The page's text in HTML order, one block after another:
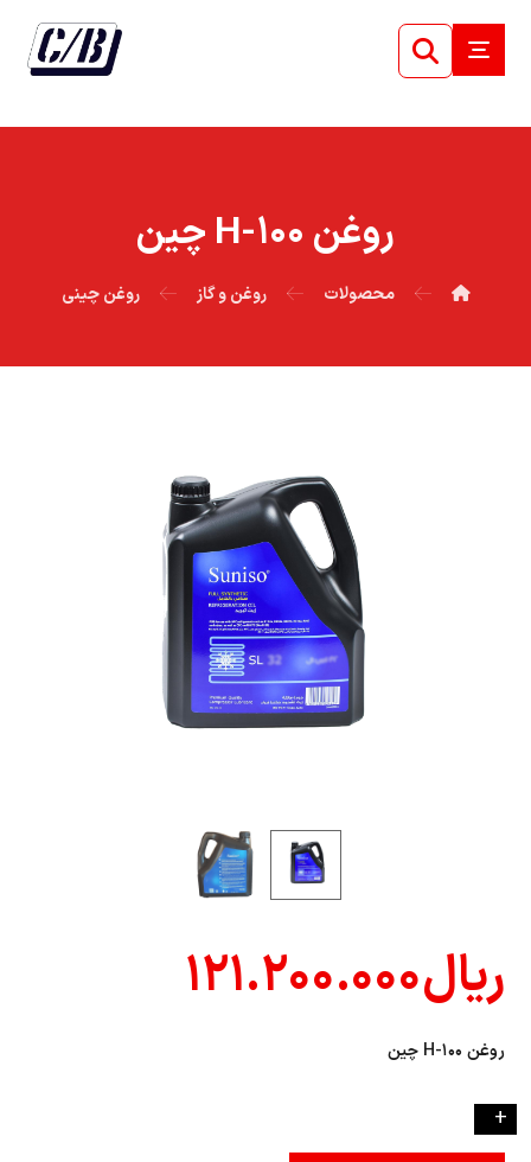
روغن ۱۰۰-H چين
محصولات روغن و گاز روغن چینی
ریال۱۲۱.۲۰۰.۰۰۰
روغن ۱۰۰-H چين
+